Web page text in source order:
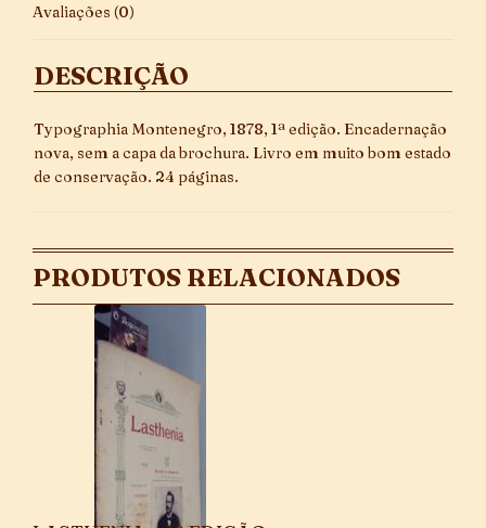
quantidade
Avaliações (0)
DESCRIÇÃO
Typographia Montenegro, 1878, 1ª edição. Encadernação
nova, sem a capa da brochura. Livro em muito bom estado
de conservação. 24 páginas.
PRODUTOS RELACIONADOS